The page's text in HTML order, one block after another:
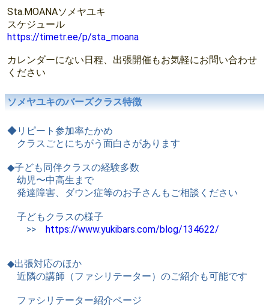
Sta.MOANAソメヤユキ
スケジュール
https://timetr.ee/p/sta_moana
カレンダーにない日程、出張開催もお気軽にお問い合わせ
ください
ソメヤユキのバーズクラス特徴
◆リピート参加率たかめ
クラスごとにちがう面白さがあります
◆子ども同伴クラスの経験多数
幼児〜中高生まで
発達障害、ダウン症等のお子さんもご相談ください
子どもクラスの様子
>> https://www.yukibars.com/blog/134622/
◆出張対応のほか
近隣の講師（ファシリテーター）のご紹介も可能です
ファシリテーター紹介ページ